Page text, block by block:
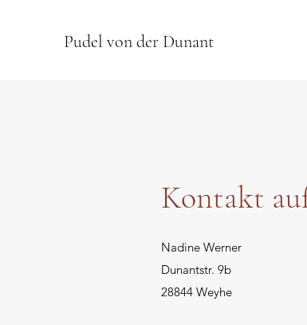
Pudel von der Dunant
Kontakt
Nadine Werner
Dunantstr. 9b
28844 Weyhe